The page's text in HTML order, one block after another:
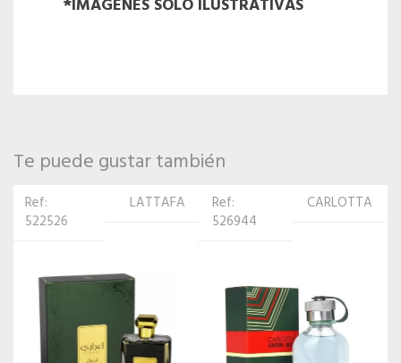
*IMÁGENES SOLO ILUSTRATIVAS
Te puede gustar también
Ref:
526944
CARLOTTA
Ref:
522700
AL